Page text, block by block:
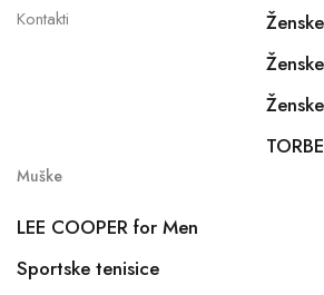
Kontakti
TORBE
Muške
LEE COOPER for Men
Sportske tenisice